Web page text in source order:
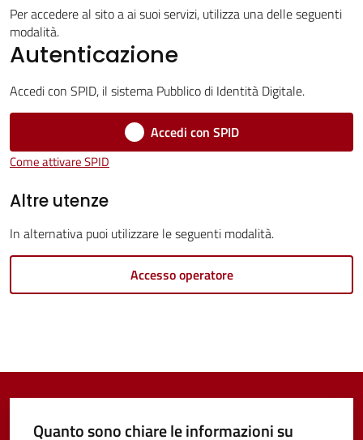
Novità
Servizi
Guelfo
Servizi
Per accedere al sito a ai suoi servizi, utilizza una delle seguenti
modalità.
Autenticazione
Accedi con SPID, il sistema Pubblico di Identità Digitale.
Accedi con SPID
Come attivare SPID
Altre utenze
In alternativa puoi utilizzare le seguenti modalità.
Accesso operatore
Quanto sono chiare le informazioni su